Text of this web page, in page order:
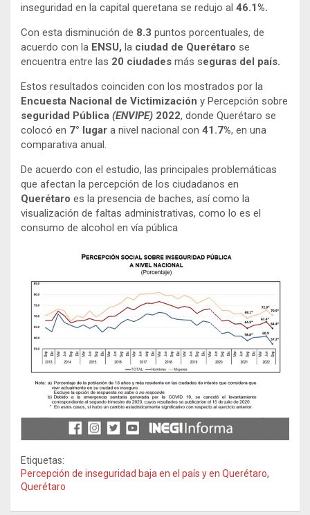
inseguridad en la capital queretana se redujo al 46.1%.
Con esta disminución de 8.3 puntos porcentuales, de
acuerdo con la ENSU, la ciudad de Querétaro se
encuentra entre las 20 ciudades más seguras del país.
Estos resultados coinciden con los mostrados por la
Encuesta Nacional de Victimización y Percepción sobre
seguridad Pública (ENVIPE) 2022, donde Querétaro se
colocó en 7° lugar a nivel nacional con 41.7%, en una
comparativa anual.
De acuerdo con el estudio, las principales problemáticas
que afectan la percepción de los ciudadanos en
Querétaro es la presencia de baches, así como la
visualización de faltas administrativas, como lo es el
consumo de alcohol en vía pública
Etiquetas:
Percepción de inseguridad baja en el país y en Querétaro,
Querétaro